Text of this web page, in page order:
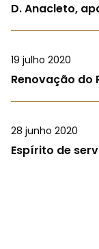
D. Anacleto,
19 julho 2020
Renovação do
28 junho 2020
Espírito de